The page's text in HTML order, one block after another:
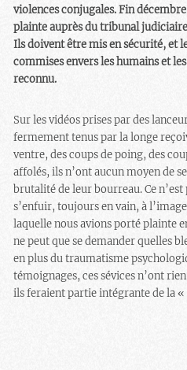
violences conjugales. Fin
plainte auprès du tribunal
Ils doivent être mis en sécurité, et
commises envers les humains et
reconnu.
Sur les vidéos prises par des
fermement tenus par la longe
ventre, des coups de poing, des
affolés, ils n’ont aucun moyen de
brutalité de leur bourreau. Ce
s’enfuir, toujours en vain, à
laquelle nous avions porté plainte
ne peut que se demander quelles
en plus du traumatisme
témoignages, ces sévices n’ont
ils feraient partie intégrante de la «